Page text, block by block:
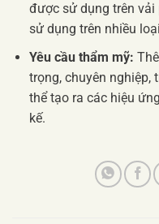
được sử dụng trên vải
sử dụng trên nhiều
Yêu cầu thẩm mỹ:
trọng, chuyên nghiệp,
thể tạo ra các hiệu
kế.